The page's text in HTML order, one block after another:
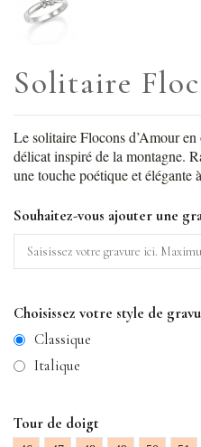
Solitaire
Le solitaire Flocons d’Amour
délicat inspiré de la montagne.
une touche poétique et élégante
Souhaitez-vous ajouter une
Choisissez votre style de
Classique
Italique
Tour de doigt